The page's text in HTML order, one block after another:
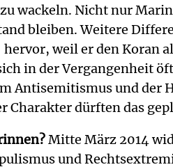
wackeln. Nicht nur
bleiben. Weitere
weil er den Koran
in der Vergangenheit
Antisemitismus und der
Charakter dürften das
Mitte März 2014
und